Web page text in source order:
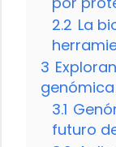
2.2 La
3
3.1
futuro